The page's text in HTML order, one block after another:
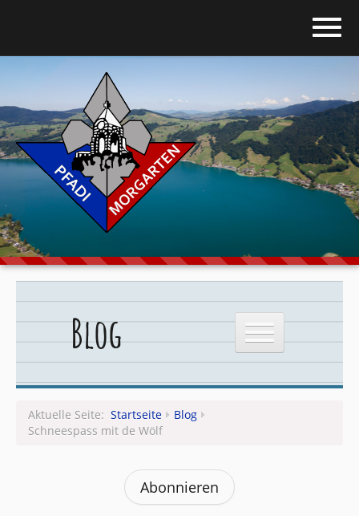
Blog
Über uns
Stufen
DownloadsBlog
Aktuelle Seite: Startseite
Blog
Schneespass mit de Wölf
Abonnieren